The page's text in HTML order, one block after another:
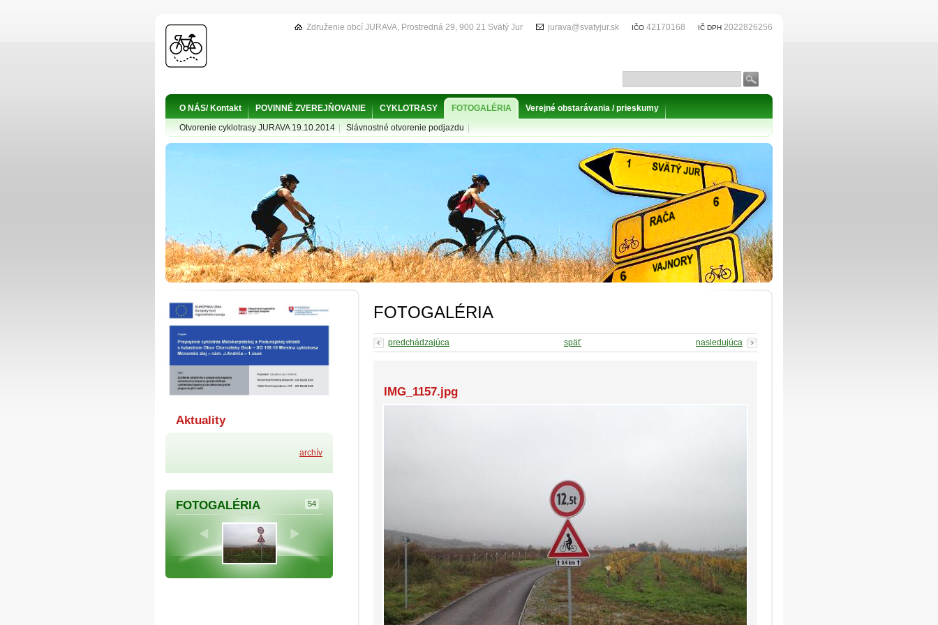
FOTOGALÉRIA
predchádzajúca nasledujúca
späť
IMG_1157.jpg
Aktuality
archív
FOTOGALÉRIA 54
O NÁS/ Kontakt POVINNÉ ZVEREJŇOVANIE CYKLOTRASY FOTOGALÉRIA
Verejné obstarávania / prieskumy
Otvorenie cyklotrasy JURAVA 19.10.2014
Slávnostné otvorenie podjazdu
Združenie obcí JURAVA, Prostredná 29, 900 21 Svätý Jur jurava@svatyjur.sk IČO 42170168 IČ DPH 2022826256